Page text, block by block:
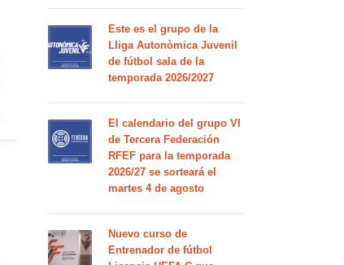
Este es el grupo de la
Lliga Autonòmica Juvenil
de fútbol sala de la
temporada 2026/2027
El calendario del grupo VI
de Tercera Federación
RFEF para la temporada
2026/27 se sorteará el
martes 4 de agosto
Nuevo curso de
Entrenador de fútbol